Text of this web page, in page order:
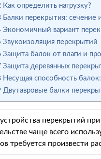
Как определить нагрузку?
Балки перекрытия: сечение
Экономичный вариант
Звукоизоляция перекрытий
Защита балок от влаги и
Защита деревянных
Несущая способность
Двутавровые балки
перекрытий
чаще всего
требуется произвести